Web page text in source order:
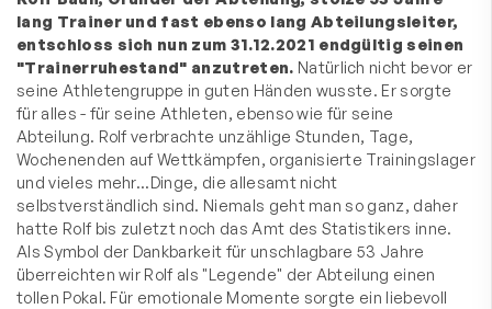
lang Trainer und fast ebenso lang Abteilungsleiter,
entschloss sich nun zum 31.12.2021 endgültig seinen
"Trainerruhestand" anzutreten. Natürlich nicht bevor er
seine Athletengruppe in guten Händen wusste. Er sorgte
für alles - für seine Athleten, ebenso wie für seine
Abteilung. Rolf verbrachte unzählige Stunden, Tage,
Wochenenden auf Wettkämpfen, organisierte Trainingslager
und vieles mehr...Dinge, die allesamt nicht
selbstverständlich sind. Niemals geht man so ganz, daher
hatte Rolf bis zuletzt noch das Amt des Statistikers inne.
Als Symbol der Dankbarkeit für unschlagbare 53 Jahre
überreichten wir Rolf als "Legende" der Abteilung einen
tollen Pokal. Für emotionale Momente sorgte ein liebevoll